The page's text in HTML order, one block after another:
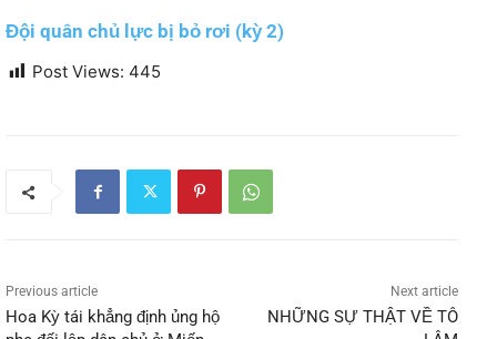
Đội quân chủ lực bị bỏ rơi (kỳ 2)
Post Views: 445
Previous article
Hoa Kỳ tái khẳng định ủng hộ
Next article
NHỮNG SỰ THẬT VỀ TÔ